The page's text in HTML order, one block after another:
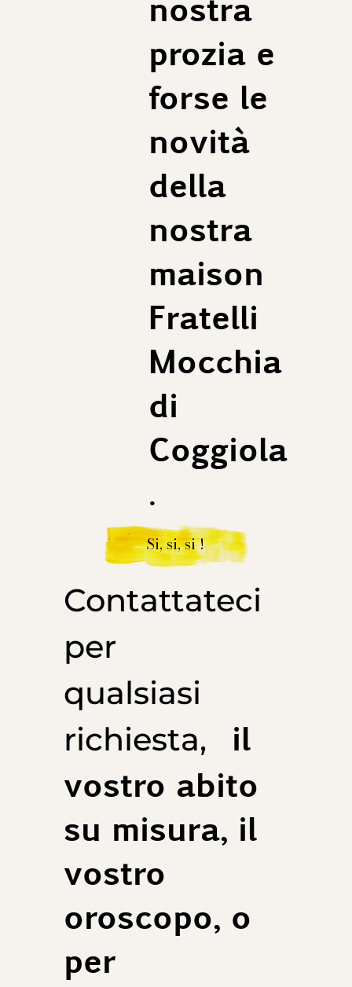
prozia e
forse le
novità
della
nostra
maison
Fratelli
Mocchia
di
Coggiola
.
Contattateci
per
qualsiasi
richiesta,
il
vostro abito
su misura, il
vostro
oroscopo, o
per
Si, si, si !